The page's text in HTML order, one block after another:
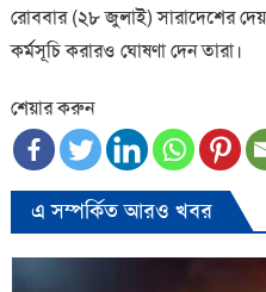
রোববার (২৮ জুলাই) সারাদেশের
কর্মসূচি করারও ঘোষণা দেন তারা।
শেয়ার করুন
এ সম্পর্কিত আরও খবর